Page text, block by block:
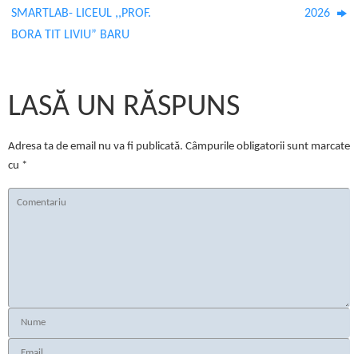
SMARTLAB- LICEUL ,,PROF.
BORA TIT LIVIU” BARU
2026
LASĂ UN RĂSPUNS
Adresa ta de email nu va fi publicată. Câmpurile obligatorii sunt marcate
cu *